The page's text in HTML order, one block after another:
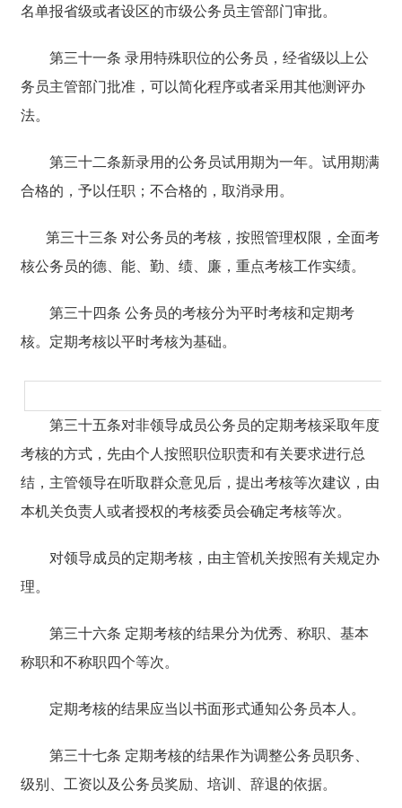
名单报省级或者设区的市级公务员主管部门审批。
第三十一条 录用特殊职位的公务员，经省级以上公
务员主管部门批准，可以简化程序或者采用其他测评办
法。
第三十二条新录用的公务员试用期为一年。试用期满
合格的，予以任职；不合格的，取消录用。
第三十三条 对公务员的考核，按照管理权限，全面考
核公务员的德、能、勤、绩、廉，重点考核工作实绩。
第三十四条 公务员的考核分为平时考核和定期考
核。定期考核以平时考核为基础。
第三十五条对非领导成员公务员的定期考核采取年度
考核的方式，先由个人按照职位职责和有关要求进行总
结，主管领导在听取群众意见后，提出考核等次建议，由
本机关负责人或者授权的考核委员会确定考核等次。
对领导成员的定期考核，由主管机关按照有关规定办
理。
第三十六条 定期考核的结果分为优秀、称职、基本
称职和不称职四个等次。
定期考核的结果应当以书面形式通知公务员本人。
第三十七条 定期考核的结果作为调整公务员职务、
级别、工资以及公务员奖励、培训、辞退的依据。